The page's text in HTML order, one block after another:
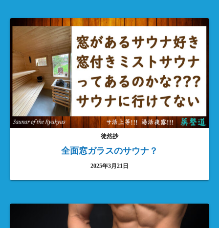
徒然抄
全面窓ガラスのサウナ？
2025年3月21日